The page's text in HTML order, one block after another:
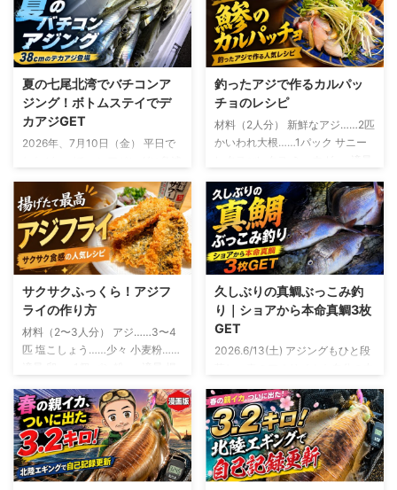
夏の七尾北湾でバチコンア
ジング！ボトムステイでデ
カアジGET
2026年、7月10日（金） 平日で
参戦 友人から誘いがあったの
は、釣行の2日ほど前 「平日やけ
ど、バチコン行くけ～」 断る理
由は微塵もありません。 バチコ
ンアジングとは？ バチコンアジ
ングとは、バーチカルコンタクト
アジングの略 決して、 「アジが
バチバチ、コンコンと当たる釣
り」 という意味ではないです 船
から仕掛けを縦方向に落とし、深
い場所にいるアジを狙う釣り 初
夏になって水温が上昇すると、シ
ョアから良型のアジを狙うのが難
しくなってきます この時期に岸
から釣れやすいのは、豆 ...
釣ったアジで作るカルパッ
チョのレシピ
材料（2人分） 新鮮なアジ……2匹
かいわれ大根……1パック サニー
ン汁……大さじ1 しょうゆ……小さ
じ1 塩……少々 粗びき黒こしょ
う……少々 おろしにんにく……少
量 釣ったアジを使う場合は、鮮
度を保ったまま持ち帰り生食でき
る状態のものを使います アジの
下ごしらえと盛り付け アジは三
枚におろし、腹骨と血合い骨を取
り除きます 皮を引いたら、食べ
やすい薄さのそぎ切りにします
サニーレタスを切るもしくは手で
ちぎり、水にさらしたあと、しっ
かり水 ...
サクサクふっくら！アジフ
ライの作り方
材料（2〜3人分） アジ……3〜4
匹 塩こしょう……少々 小麦粉……
ソースまたはタルタルソース……
お好みで アジは三枚おろしにし
て、腹骨と小骨を取り除きます
開いた状態で揚げたい場合は、背
開きや腹開きでも大丈夫 アジフ
久しぶりの真鯛ぶっこみ釣
り｜ショアから本命真鯛3枚
GET
2026.6/13(土) アジングもひと段
では「もう十分かな？」というタ
イミング 例年なら、この時期か
らはちょい投げでキスを狙った
り、友人の船に乗せてもらって年
に1、2回ほどバチコンを楽しんだ
りするフェーズ そんな中で、ふ